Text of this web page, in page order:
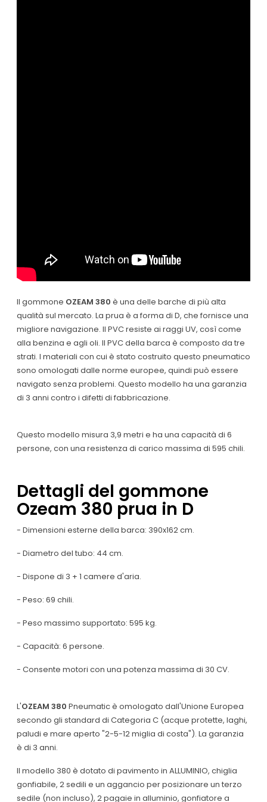
Il gommone OZEAM 380 è una delle barche di più alta
qualità sul mercato. La prua è a forma di D, che fornisce una
migliore navigazione. Il PVC resiste ai raggi UV, così come
alla benzina e agli oli. Il PVC della barca è composto da tre
strati. I materiali con cui è stato costruito questo pneumatico
sono omologati dalle norme europee, quindi può essere
navigato senza problemi. Questo modello ha una garanzia
di 3 anni contro i difetti di fabbricazione.
Questo modello misura 3,9 metri e ha una capacità di 6
persone, con una resistenza di carico massima di 595 chili.
Dettagli del gommone
Ozeam 380 prua in D
- Dimensioni esterne della barca: 390x162 cm.
- Diametro del tubo: 44 cm.
- Dispone di 3 + 1 camere d'aria.
- Peso: 69 chili.
- Peso massimo supportato: 595 kg.
- Capacità: 6 persone.
- Consente motori con una potenza massima di 30 CV.
L'OZEAM 380 Pneumatic è omologato dall'Unione Europea
secondo gli standard di Categoria C (acque protette, laghi,
paludi e mare aperto "2-5-12 miglia di costa"). La garanzia
è di 3 anni.
Il modello 380 è dotato di pavimento in ALLUMINIO, chiglia
gonfiabile, 2 sedili e un aggancio per posizionare un terzo
sedile (non incluso), 2 pagaie in alluminio, gonfiatore a